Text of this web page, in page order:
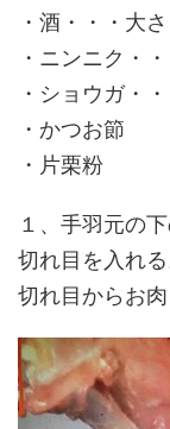
・酒・・・大
・ニンニク・
・ショウガ・
・かつお節
・片栗粉
１、手羽元の
切れ目を入れる
切れ目からお肉